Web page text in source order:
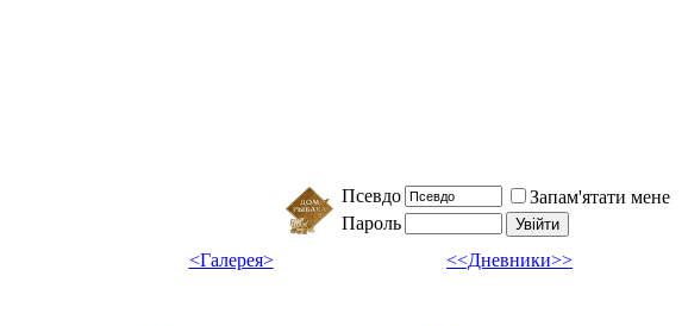
Псевдо
Запам'ятати мене
Пароль
<Галерея> <<Дневники>>